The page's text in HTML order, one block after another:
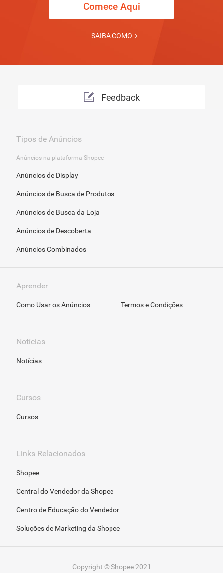
Comece Aqui
SAIBA COMO
Feedback
Tipos de Anúncios
Anúncios na plataforma Shopee
Anúncios de Display
Anúncios de Busca de Produtos
Anúncios de Busca da Loja
Anúncios de Descoberta
Anúncios Combinados
Aprender
Como Usar os Anúncios Termos e Condições
Notícias
Notícias
Cursos
Cursos
Links Relacionados
Shopee
Central do Vendedor da Shopee
Centro de Educação do Vendedor
Soluções de Marketing da Shopee
Copyright © Shopee 2021